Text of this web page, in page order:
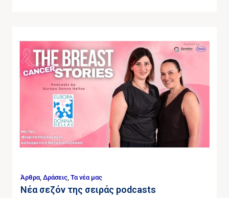
Άρθρα, Δράσεις, Τα νέα μας
Νέα σεζόν της σειράς podcasts